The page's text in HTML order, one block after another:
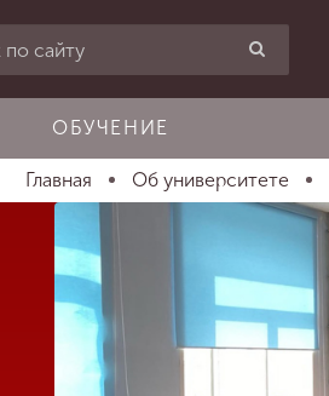
ОБУЧЕНИЕ
Главная Об университете